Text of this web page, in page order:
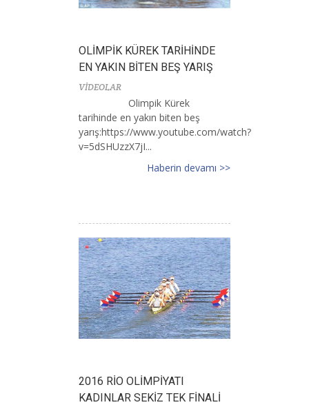
OLİMPİK KÜREK TARİHİNDE
EN YAKIN BİTEN BEŞ YARIŞ
VİDEOLAR
Olimpik Kürek
tarihinde en yakın biten beş
yarış:https://www.youtube.com/watch?
v=5dSHUzzX7jI...
Haberin devamı >>
2016 RİO OLİMPİYATI
KADINLAR SEKİZ TEK FİNALİ